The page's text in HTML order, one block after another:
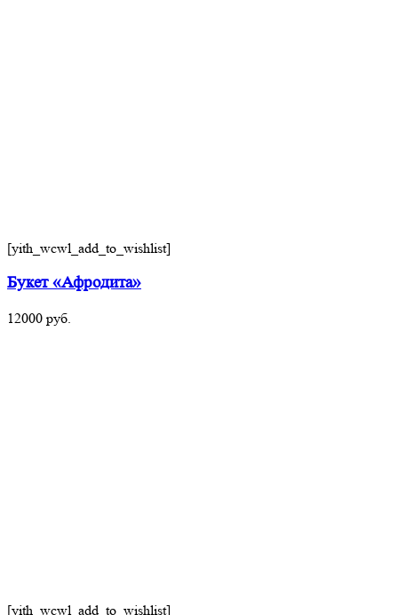
[yith_wcwl_add_to_wishlist]
Букет «Афродита»
12000 руб.
[yith_wcwl_add_to_wishlist]